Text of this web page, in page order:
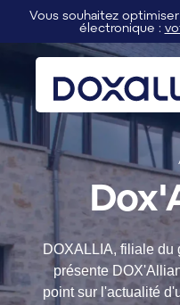
Vous souhaitez
électronique :
Rechercher
DOXALLIA, filiale du
présente
point sur l'actualité